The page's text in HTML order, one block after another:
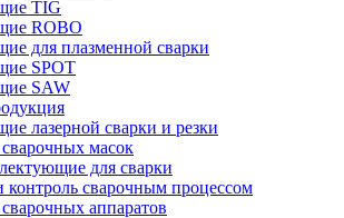
TIG
ROBO
для плазменной сварки
SPOT
SAW
лазерной сварки и резки
масок
для сварки
контроль сварочным процессом
аппаратов